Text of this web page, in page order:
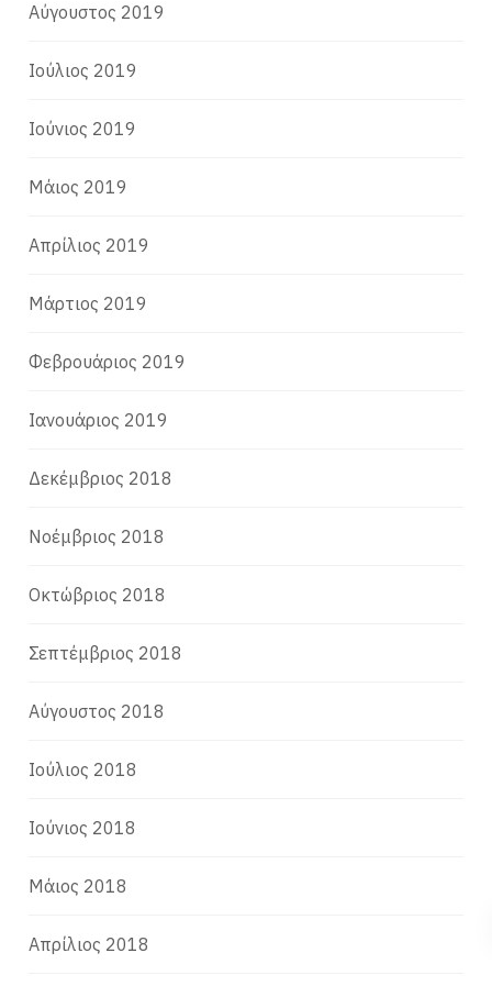
Αύγουστος 2019
Ιούλιος 2019
Ιούνιος 2019
Μάιος 2019
Απρίλιος 2019
Μάρτιος 2019
Φεβρουάριος 2019
Ιανουάριος 2019
Δεκέμβριος 2018
Νοέμβριος 2018
Οκτώβριος 2018
Σεπτέμβριος 2018
Αύγουστος 2018
Ιούλιος 2018
Ιούνιος 2018
Μάιος 2018
Απρίλιος 2018